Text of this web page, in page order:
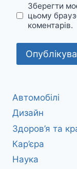
Зберегти
цьому
коментарів.
Автомобілі
Дизайн
Здоров’я та
Кар’єра
Наука